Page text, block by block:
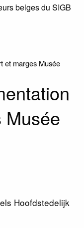
belges du SIGB
et marges Musée
Musée
Hoofdstedelijk